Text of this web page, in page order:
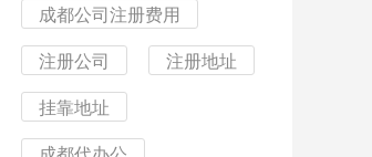
成都公司注册费用
注册公司
注册地址
挂靠地址